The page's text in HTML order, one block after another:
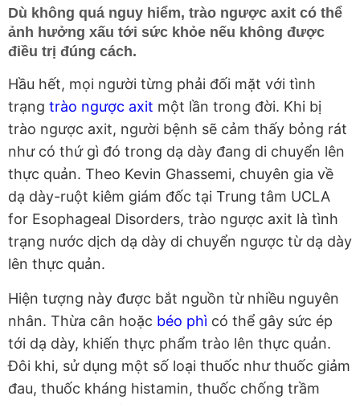
Dù không quá nguy hiểm, trào ngược axit có thể
ảnh hưởng xấu tới sức khỏe nếu không được
điều trị đúng cách.
Hầu hết, mọi người từng phải đối mặt với tình
trạng trào ngược axit một lần trong đời. Khi bị
trào ngược axit, người bệnh sẽ cảm thấy bỏng rát
như có thứ gì đó trong dạ dày đang di chuyển lên
thực quản. Theo Kevin Ghassemi, chuyên gia về
dạ dày-ruột kiêm giám đốc tại Trung tâm UCLA
for Esophageal Disorders, trào ngược axit là tình
trạng nước dịch dạ dày di chuyển ngược từ dạ dày
lên thực quản.
Hiện tượng này được bắt nguồn từ nhiều nguyên
nhân. Thừa cân hoặc béo phì có thể gây sức ép
tới dạ dày, khiến thực phẩm trào lên thực quản.
Đôi khi, sử dụng một số loại thuốc như thuốc giảm
đau, thuốc kháng histamin, thuốc chống trầm